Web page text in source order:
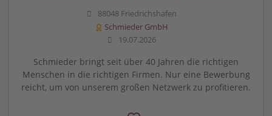
88048 Friedrichshafen
Schmieder GmbH
19.07.2026
Schmieder bringt seit über 40 Jahren die richtigen
Menschen in die richtigen Firmen. Nur eine Bewerbung
reicht, um von unserem großen Netzwerk zu profitieren.